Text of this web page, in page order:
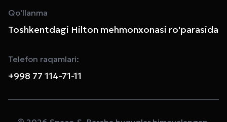
Qo'llanma
Toshkentdagi Hilton mehmonxonasi ro'parasida
Telefon raqamlari:
+998 77 114-71-11